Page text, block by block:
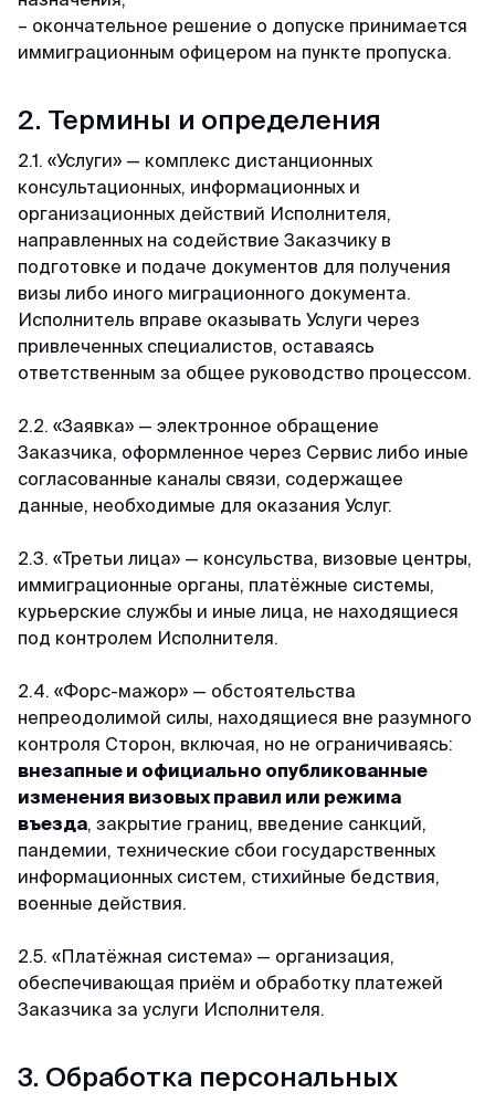
Доступные цены
Спасибо визовому центру за оперативную
работу и доступные цены) Подали заявку на
КЕТУ в Корею. Сотрудники центра проверили
все данные и фото, сами заполнили анкеты и
на следующий день нам уже направили
разрешение КЕТА. Очень быстро!
Отзыв с Telegram · 2024
Меньше чем за день
Все не просто отлично, а даже потрясающе.
за день оказалась у меня) Отвечают в чат
быстро и вежливо, всем рекомендую!
Мария
Отзыв с Яндекса · 2023
Легко и просто
MyVisaWorld помогали нам с оформлением
визы в Сингапур. Процесс подачи документов
прошел очень быстро и без каких-либо
сложностей. Сотрудник компании ответил
оперативно и поделился очень подробной
подготовки фотографий. И вот через 3 дня
визы были готовы! После обращения в
MyVisaWorld однозначно остались только
– окончательное решение о допуске принимается
иммиграционным офицером на пункте пропуска.
2. Термины и определения
2.1. «Услуги» — комплекс дистанционных
консультационных, информационных и
организационных действий Исполнителя,
направленных на содействие Заказчику в
подготовке и подаче документов для получения
визы либо иного миграционного документа.
Исполнитель вправе оказывать Услуги через
привлеченных специалистов, оставаясь
ответственным за общее руководство процессом.
2.2. «Заявка» — электронное обращение
Заказчика, оформленное через Сервис либо иные
согласованные каналы связи, содержащее
данные, необходимые для оказания Услуг.
2.3. «Третьи лица» — консульства, визовые центры,
иммиграционные органы, платёжные системы,
курьерские службы и иные лица, не находящиеся
под контролем Исполнителя.
2.4. «Форс-мажор» — обстоятельства
непреодолимой силы, находящиеся вне разумного
контроля Сторон, включая, но не ограничиваясь:
внезапные и официально опубликованные
изменения визовых правил или режима
въезда, закрытие границ, введение санкций,
пандемии, технические сбои государственных
информационных систем, стихийные бедствия,
военные действия.
2.5. «Платёжная система» — организация,
обеспечивающая приём и обработку платежей
Заказчика за услуги Исполнителя.
3. Обработка персональных